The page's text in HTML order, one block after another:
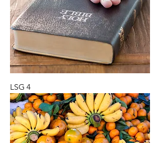
LSG 4